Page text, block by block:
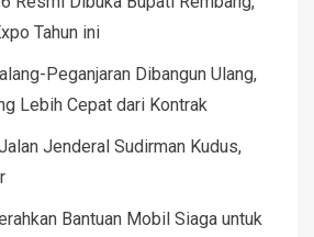
Tahun ini
Peganjaran Dibangun Ulang,
Lebih Cepat dari Kontrak
Jenderal Sudirman Kudus,
Bantuan Mobil Siaga untuk